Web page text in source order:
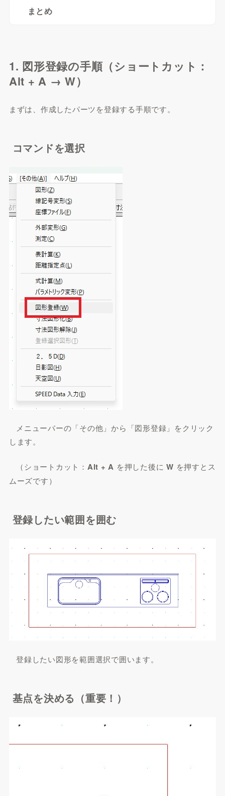
まとめ
1. 図形登録の手順（ショートカット：
Alt + A → W）
まずは、作成したパーツを登録する手順です。
コマンドを選択
メニューバーの「その他」から「図形登録」をクリック
します。
（ショートカット： Alt + A を押した後に W を押すとス
ムーズです）
登録したい範囲を囲む
登録したい図形を範囲選択で囲います。
基点を決める（重要！）